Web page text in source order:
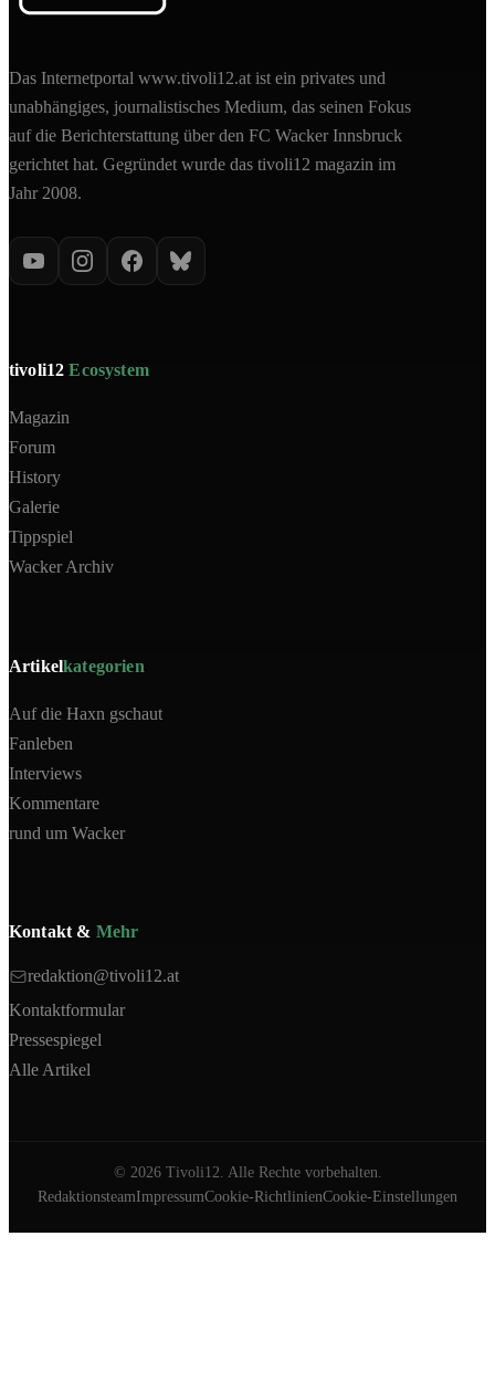
Das Internetportal www.tivoli12.at ist ein privates und
unabhängiges, journalistisches Medium, das seinen Fokus
auf die Berichterstattung über den FC Wacker Innsbruck
gerichtet hat. Gegründet wurde das tivoli12 magazin im
Jahr 2008.
tivoli12Ecosystem
Magazin
Forum
History
Galerie
Tippspiel
Wacker Archiv
Artikelkategorien
Auf die Haxn gschaut
Fanleben
Interviews
Kommentare
rund um Wacker
Kontakt & Mehr
redaktion@tivoli12.at
Kontaktformular
Pressespiegel
Alle Artikel
© 2026Tivoli12. Alle Rechte vorbehalten.
RedaktionsteamImpressumCookie-RichtlinienCookie-Einstellungen